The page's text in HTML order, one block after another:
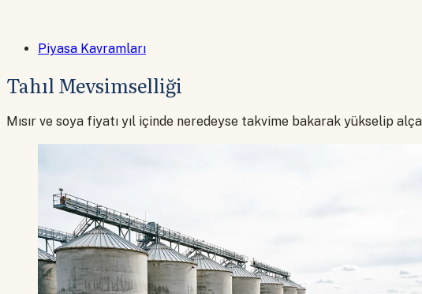
Piyasa Kavramları
Tahıl Mevsimselliği
Mısır ve soya fiyatı yıl içinde neredeyse takvime bakarak yükselip